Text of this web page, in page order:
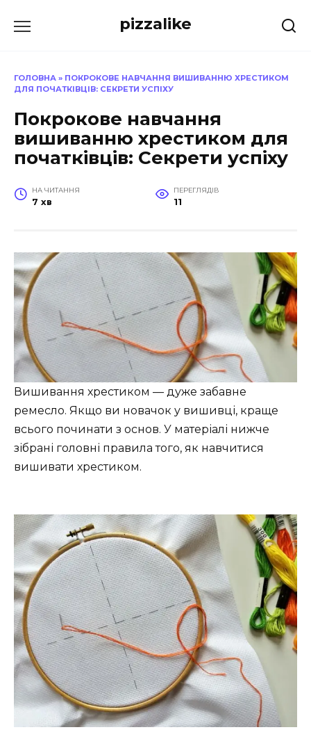
до
pizzalike
ГОЛОВНА » ПОКРОКОВЕ НАВЧАННЯ ВИШИВАННЮ ХРЕСТИКОМ
ДЛЯ ПОЧАТКІВЦІВ: СЕКРЕТИ УСПІХУ
Покрокове навчання
вишиванню хрестиком для
початківців: Секрети успіху
НА ЧИТАННЯ
7 хв
ПЕРЕГЛЯДІВ
11
Вишивання хрестиком — дуже забавне
ремесло. Якщо ви новачок у вишивці, краще
всього починати з основ. У матеріалі нижче
зібрані головні правила того, як навчитися
вишивати хрестиком.